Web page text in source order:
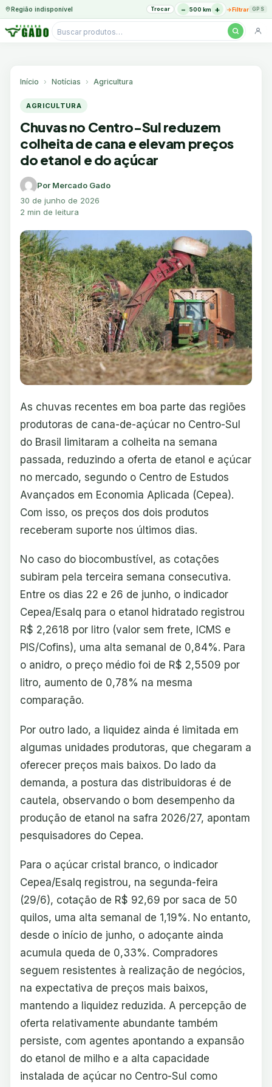
Região indisponível Trocar − 500 km + →Filtrar GPS
Pesquisar
Início Notícias Agricultura
AGRICULTURA
Chuvas no Centro-Sul reduzem
colheita de cana e elevam preços
do etanol e do açúcar
Por Mercado Gado
30 de junho de 2026
2 min de leitura
As chuvas recentes em boa parte das regiões
produtoras de cana-de-açúcar no Centro-Sul
do Brasil limitaram a colheita na semana
passada, reduzindo a oferta de etanol e açúcar
no mercado, segundo o Centro de Estudos
Avançados em Economia Aplicada (Cepea).
Com isso, os preços dos dois produtos
receberam suporte nos últimos dias.
No caso do biocombustível, as cotações
subiram pela terceira semana consecutiva.
Entre os dias 22 e 26 de junho, o indicador
Cepea/Esalq para o etanol hidratado registrou
R$ 2,2618 por litro (valor sem frete, ICMS e
PIS/Cofins), uma alta semanal de 0,84%. Para
o anidro, o preço médio foi de R$ 2,5509 por
litro, aumento de 0,78% na mesma
comparação.
Por outro lado, a liquidez ainda é limitada em
algumas unidades produtoras, que chegaram a
oferecer preços mais baixos. Do lado da
demanda, a postura das distribuidoras é de
cautela, observando o bom desempenho da
produção de etanol na safra 2026/27, apontam
pesquisadores do Cepea.
Para o açúcar cristal branco, o indicador
Cepea/Esalq registrou, na segunda-feira
(29/6), cotação de R$ 92,69 por saca de 50
quilos, uma alta semanal de 1,19%. No entanto,
desde o início de junho, o adoçante ainda
acumula queda de 0,33%. Compradores
seguem resistentes à realização de negócios,
na expectativa de preços mais baixos,
mantendo a liquidez reduzida. A percepção de
oferta relativamente abundante também
persiste, com agentes apontando a expansão
do etanol de milho e a alta capacidade
instalada de açúcar no Centro-Sul como